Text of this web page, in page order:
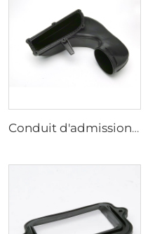
Conduit d'admission T5/T6